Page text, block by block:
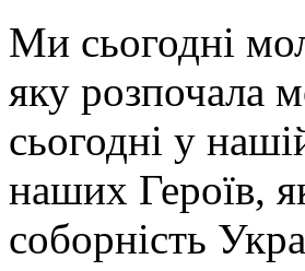
Ми сьогодні
яку розпочала
сьогодні у
наших Героїв,
соборність